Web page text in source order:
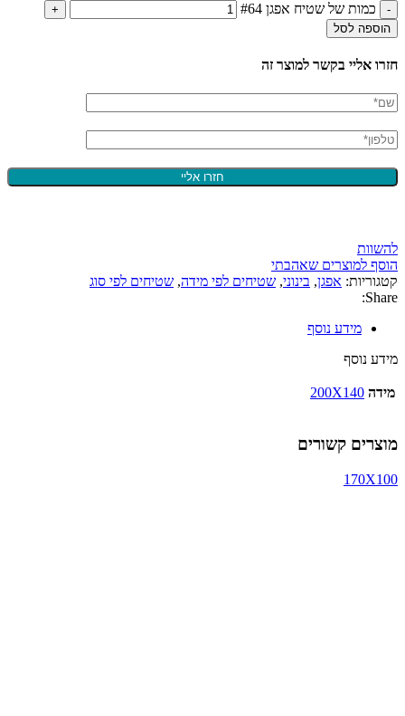
כמות של שטיח אפגן #64
הוספה לסל
חזרו אליי בקשר למוצר זה
להשוות
הוסף למוצרים שאהבתי
קטגוריות: אפגן, בינוני, שטיחים לפי מידה, שטיחים לפי סוג
Share:
מידע נוסף
מידע נוסף
מידה 200X140
מוצרים קשורים
170X100